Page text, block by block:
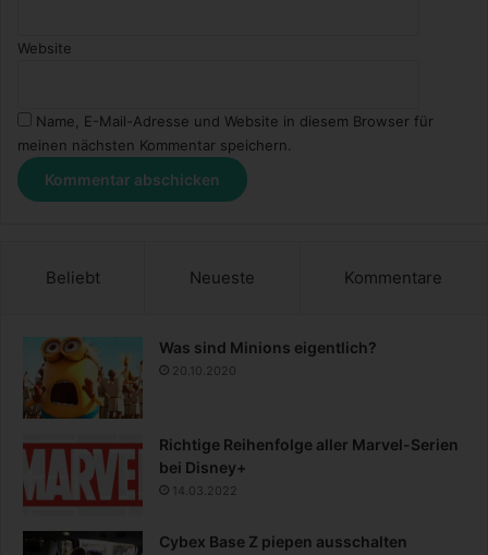
Website
Name, E-Mail-Adresse und Website in diesem Browser für
meinen nächsten Kommentar speichern.
Beliebt Neueste Kommentare
Was sind Minions eigentlich?
20.10.2020
Richtige Reihenfolge aller Marvel-Serien
bei Disney+
14.03.2022
Cybex Base Z piepen ausschalten